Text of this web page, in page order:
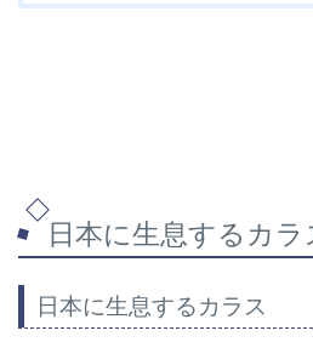
日本に生息するカラ
日本に生息するカラス